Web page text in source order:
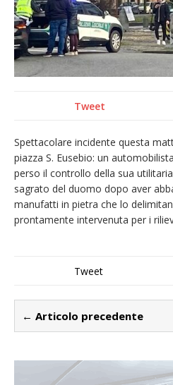
Dieci anni fa
dell’arcivescovo
Tweet
Spettacolare incidente questa
piazza S. Eusebio: un
perso il controllo della sua
sagrato del duomo dopo aver
manufatti in pietra che lo
prontamente intervenuta per i
Tweet
← Articolo precedente